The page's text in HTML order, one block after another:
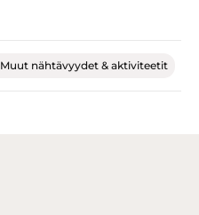
Muut nähtävyydet & aktiviteetit